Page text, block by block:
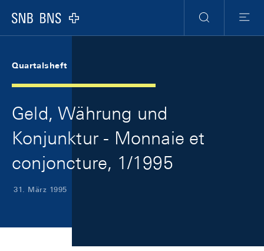
Logo
Suche
Menu
Quartalsheft
Geld, Währung und
Konjunktur - Monnaie et
conjoncture, 1/1995
31. März 1995